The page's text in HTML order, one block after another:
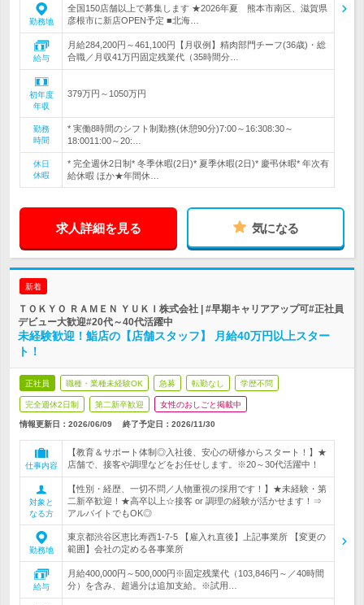
勤務地
全国150店舗以上で募集します ★2026年夏 熊本市南区、滋賀県
彦根市に新店OPEN予定 ■北海…
給与
月給284,200円～461,100円【月収例】精肉部門チーフ(36歳)・総
合職／月収41万円固定残業代（35時間分…
初年度
年収
379万円～1050万円
勤務
時間
* 実働8時間のシフト制勤務(休憩90分)7:00～16:308:30～
18:0011:00～20:…
休日
休暇
* 完全週休2日制* 冬季休暇(2日)* 夏季休暇(2日)* 慶弔休暇* 年次有
給休暇 ほか★年間休…
求人詳細を見る 気になる
新着
ＴＯＫＹＯ ＲＡＭＥＮ ＹＵＫＩ株式会社 | #早期キャリアアップ可#正社員
デビュー大歓迎#20代～40代活躍中
未経験歓迎！鮨店の【店舗スタッフ】 月給40万円以上スター
ト！
正社員 職種・業種未経験OK 急募 転勤なし 学歴不問
完全週休2日制 第二新卒歓迎 女性のおしごと掲載中
情報更新日：2026/06/09 終了予定日： 2026/11/30
仕事内容
【教育＆サポート体制◎入社後、安心の研修からスタート！】★
店舗で、接客や調理などをお任せします。※20～30代活躍中！
対象と
なる方
【性別・経歴、一切不問／人物重視の採用です！】★未経験・第
二新卒歓迎！★高卒以上☆接客 or 調理の経験が活かせます！⇒
アルバイトでもOK◎
勤務地
東京都渋谷区恵比寿西1-7-5 【雇入れ直後】上記事業所 【変更の
範囲】会社の定める各事業所
給与
月給400,000円～500,000円※固定残業代（103,846円～／40時間
分）を含み、超過分は追加支給。※試用…